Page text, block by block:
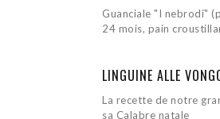
Guanciale "I nebrodi"
24 mois, pain
LINGUINE ALLE
La recette de notre
sa Calabre natale